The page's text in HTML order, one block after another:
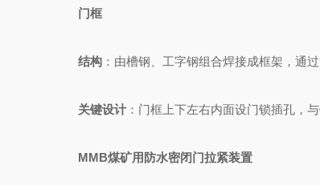
门框
结构 ：由槽钢、工字钢组合焊接成框架，通
关键设计 ：门框上下左右内面设门锁插孔，
MMB煤矿用防水密闭门拉紧装置